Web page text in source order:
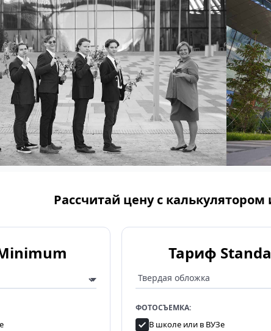
Рассчитай цену с
Тариф
ФОТОСЪЕМКА:
В школе или в ВУЗе